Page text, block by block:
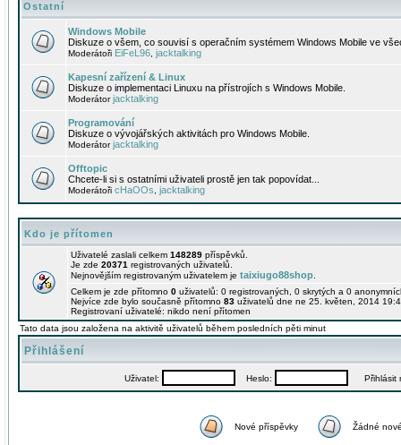
Ostatní
Windows Mobile
Diskuze o všem, co souvisí s operačním systémem Windows Mobile ve
Moderátoři EiFeL96 jacktalking
Kapesní zařízení & Linux
Diskuze o implementaci Linuxu na přístrojích s Windows Mobile.
Moderátorjacktalking
Programování
Diskuze o vývojářských aktivitách pro Windows Mobile.
Moderátorjacktalking
Offtopic
Chcete-li si s ostatními uživateli prostě jen tak popovídat...
Moderátoři cHaOOs jacktalking
Kdo je přítomen
Uživatelé zaslali celkem 148289 příspěvků.
Je zde 20371 registrovaných uživatelů.
Nejnovějším registrovaným uživatelem je taixiugo88shop
Celkem je zde přítomno 0 uživatelů: 0 registrovaných, 0 skrytých a 0
Nejvíce zde bylo současně přítomno 83 uživatelů dne ne 25. květen, 2014
Registrovaní uživatelé: nikdo není přítomen
Tato data jsou založena na aktivitě uživatelů během posledních pěti minut
Přihlášení
Uživatel: Heslo: Přihlásit
Nové příspěvky Žádné